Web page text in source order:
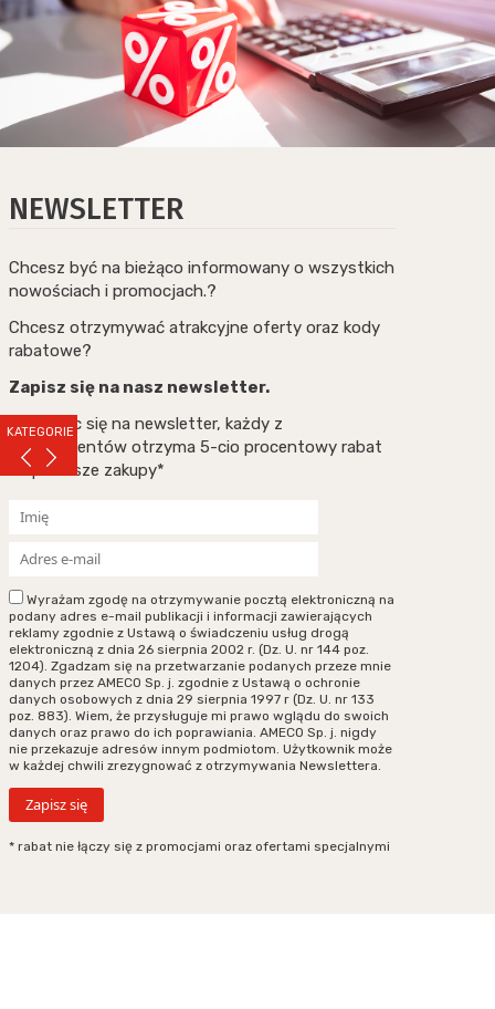
KATEGORIE
NEWSLETTER
Chcesz być na bieżąco informowany o wszystkich
nowościach i promocjach.?
Chcesz otrzymywać atrakcyjne oferty oraz kody
rabatowe?
Zapisz się na nasz newsletter.
Zapisując się na newsletter, każdy z
subskrybentów otrzyma 5-cio procentowy rabat
na pierwsze zakupy*
Wyrażam zgodę na otrzymywanie pocztą elektroniczną na
podany adres e-mail publikacji i informacji zawierających
reklamy zgodnie z Ustawą o świadczeniu usług drogą
elektroniczną z dnia 26 sierpnia 2002 r. (Dz. U. nr 144 poz.
1204). Zgadzam się na przetwarzanie podanych przeze mnie
danych przez AMECO Sp. j. zgodnie z Ustawą o ochronie
danych osobowych z dnia 29 sierpnia 1997 r (Dz. U. nr 133
poz. 883). Wiem, że przysługuje mi prawo wglądu do swoich
danych oraz prawo do ich poprawiania. AMECO Sp. j. nigdy
nie przekazuje adresów innym podmiotom. Użytkownik może
w każdej chwili zrezygnować z otrzymywania Newslettera.
* rabat nie łączy się z promocjami oraz ofertami specjalnymi